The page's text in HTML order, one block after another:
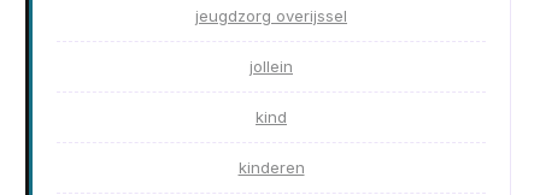
jeugdzorg overijssel
jollein
kind
kinderen